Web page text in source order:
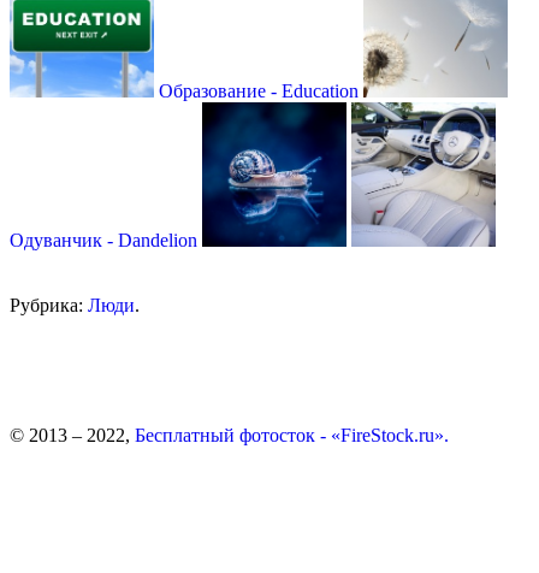
Образование - Education
Одуванчик - Dandelion
Рубрика: Люди.
© 2013 – 2022, Бесплатный фотосток - «FireStock.ru».